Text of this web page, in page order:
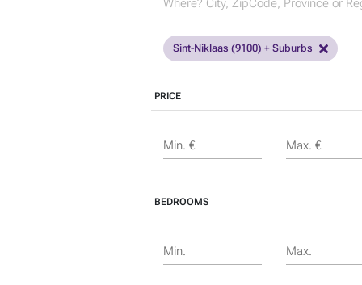
Sint-Niklaas (9100) + Suburbs
PRICE
Min. € Max. €
BEDROOMS
Min. Max.